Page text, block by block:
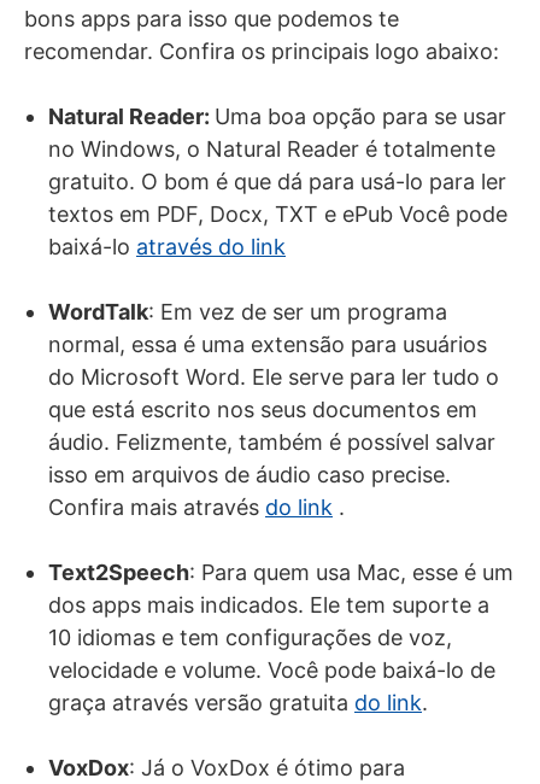
bons apps para isso que podemos te
recomendar. Confira os principais logo abaixo:
Natural Reader: Uma boa opção para se usar
no Windows, o Natural Reader é totalmente
gratuito. O bom é que dá para usá-lo para ler
textos em PDF, Docx, TXT e ePub Você pode
baixá-lo através do link
WordTalk: Em vez de ser um programa
normal, essa é uma extensão para usuários
do Microsoft Word. Ele serve para ler tudo o
que está escrito nos seus documentos em
áudio. Felizmente, também é possível salvar
isso em arquivos de áudio caso precise.
Confira mais através do link .
Text2Speech: Para quem usa Mac, esse é um
dos apps mais indicados. Ele tem suporte a
10 idiomas e tem configurações de voz,
velocidade e volume. Você pode baixá-lo de
graça através versão gratuita do link.
VoxDox: Já o VoxDox é ótimo para